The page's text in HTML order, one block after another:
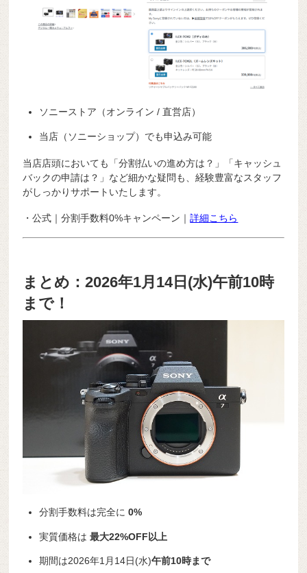
ソニーストア（オンライン / 直営店）
当店（ソニーショップ）でも申込み可能
当店店頭においても「分割払いの進め方は？」「キャッシュ
バックの申請は？」など細かな疑問も、経験豊富なスタッフ
がしっかりサポートいたします。
・公式｜分割手数料0%キャンペーン｜詳細こちら
まとめ：2026年1月14日(水)午前10時
まで！
分割手数料は完全に0%
実質価格は最大22%OFF以上
期間は2026年1月14日(水)午前10時まで